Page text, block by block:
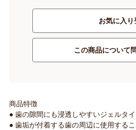
お気に入り
この商品について
商品特徴
● 歯の隙間にも浸透しやすいジェルタイ
● 歯垢が付着する歯の周辺に使用する